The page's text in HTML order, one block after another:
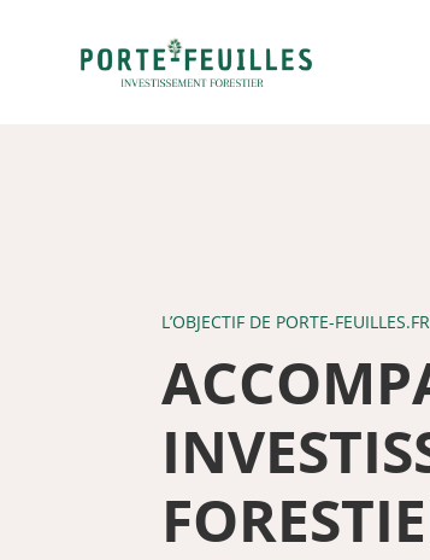
L’OBJECTIF DE PORTE-FEUILLES.FR